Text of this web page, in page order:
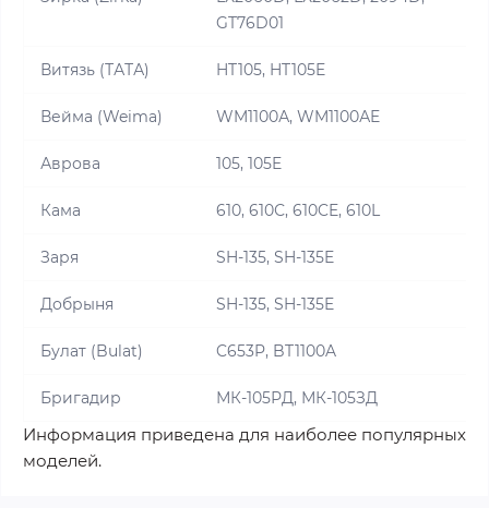
GT76D01
Витязь (ТАТА) HT105, HT105E
Вейма (Weima) WM1100А, WM1100АE
Аврова 105, 105E
Кама 610, 610С, 610CE, 610L
Заря SH-135, SH-135E
Добрыня SH-135, SH-135E
Булат (Bulat) C653P, BT1100A
Бригадир МК-105РД, МК-105ЗД
Информация приведена для наиболее популярных
моделей.